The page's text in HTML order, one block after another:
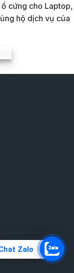
Zalo
cứng cho Laptop,
hộ dịch vụ của